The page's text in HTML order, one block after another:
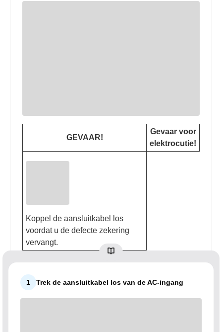
GEVAAR!
Gevaar voor
elektrocutie!
Koppel de aansluitkabel los
voordat u de defecte zekering
vervangt.
1 Trek de aansluitkabel los van de AC-ingang